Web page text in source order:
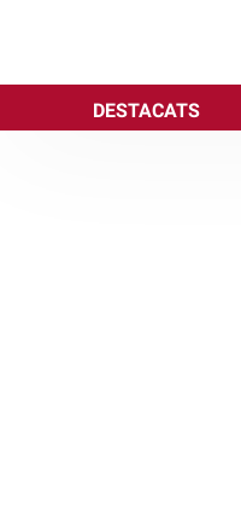
DESTACATS